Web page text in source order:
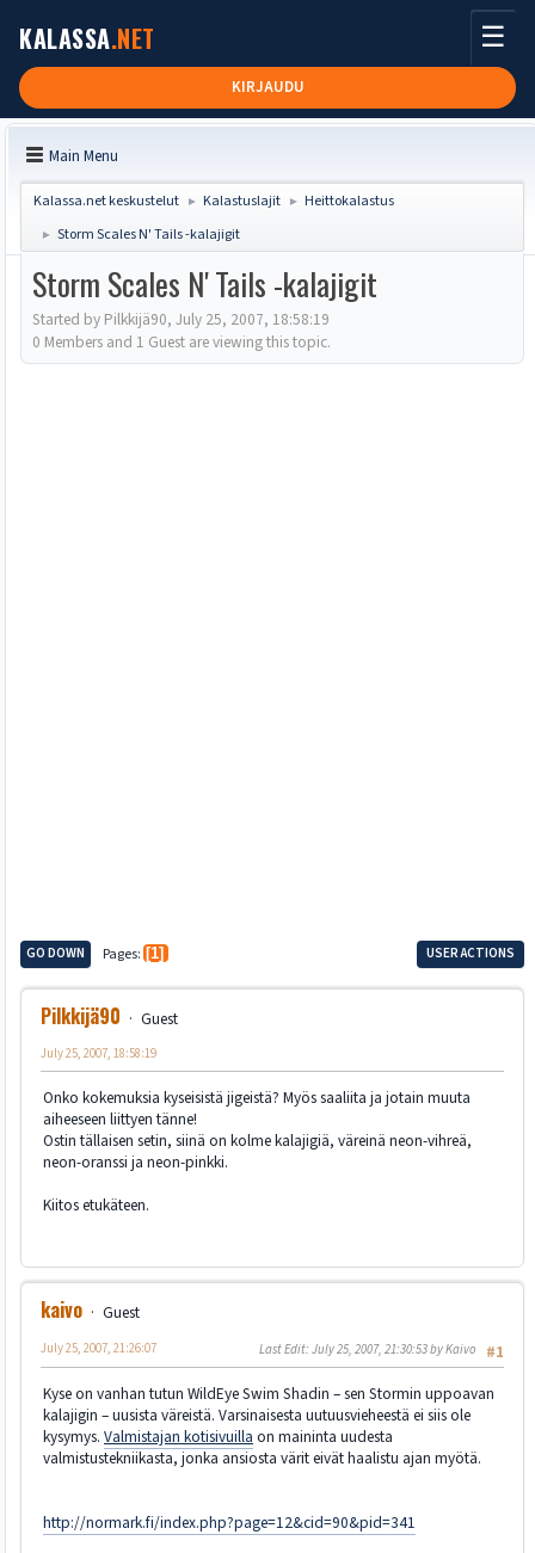
KALASSA.NET
KIRJAUDU
☰
Main Menu
Kalassa.net keskustelut ► Kalastuslajit ► Heittokalastus
► Storm Scales N' Tails -kalajigit
Storm Scales N' Tails -kalajigit
Started by Pilkkijä90, July 25, 2007, 18:58:19
0 Members and 1 Guest are viewing this topic.
GO DOWN Pages 1 USER ACTIONS
Pilkkijä90 Guest
July 25, 2007, 18:58:19
Onko kokemuksia kyseisistä jigeistä? Myös saaliita ja jotain muuta
aiheeseen liittyen tänne!
Ostin tällaisen setin, siinä on kolme kalajigiä, väreinä neon-vihreä,
neon-oranssi ja neon-pinkki.
Kiitos etukäteen.
kaivo
Guest
#1
July 25, 2007, 21:26:07 Last Edit: July 25, 2007, 21:30:53 by Kaivo
Kyse on vanhan tutun WildEye Swim Shadin – sen Stormin uppoavan
kalajigin – uusista väreistä. Varsinaisesta uutuusvieheestä ei siis ole
kysymys. Valmistajan kotisivuilla on maininta uudesta
valmistustekniikasta, jonka ansiosta värit eivät haalistu ajan myötä.
http://normark.fi/index.php?page=12&cid=90&pid=341